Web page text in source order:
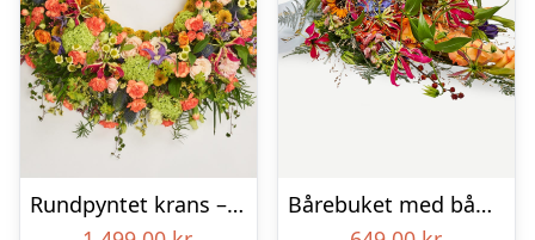
Rundpyntet krans – Et farverigt farvel
Bårebuket med bånd – Et farverigt farvel